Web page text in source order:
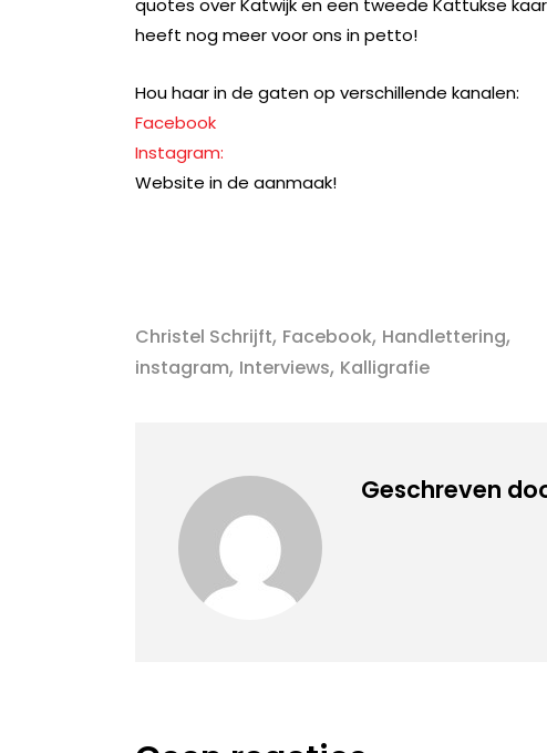
heeft nog meer voor ons in petto!
Hou haar in de gaten op verschillende kanalen:
Facebook
Instagram:
Website in de aanmaak!
Christel Schrijft, Facebook, Handlettering,
instagram, Interviews, Kalligrafie
Geschreven